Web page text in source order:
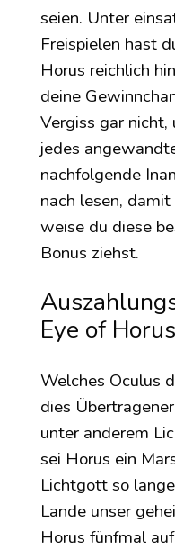
seien. Unter
Freispielen hast
Horus reichlich
deine
Vergiss gar
jedes
nachfolgende
nach lesen,
weise du diese
Bonus ziehst.
Eye of
Welches Oculus
dies
unter anderem
sei Horus ein
Lichtgott so
Lande unser
Horus fünfmal